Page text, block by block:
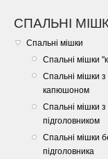
СПАЛЬНІ
Спальні мішки
Спальні мішки
Спальні мішки з
капюшоном
Спальні мішки з
підголовником
Спальні мішки
підголовника